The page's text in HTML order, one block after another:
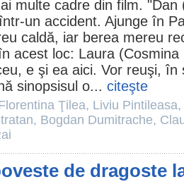
multe cadre din film. "Dan
un accident. Ajunge în
caldă, iar berea mereu
acest loc: Laura (Cosmina
e şi ea aici. Vor reuşi, în
sinopsisul o... citeşte
Ţilea, Liviu Pintileasa,
, Bogdan Dumitrache,
de dragoste